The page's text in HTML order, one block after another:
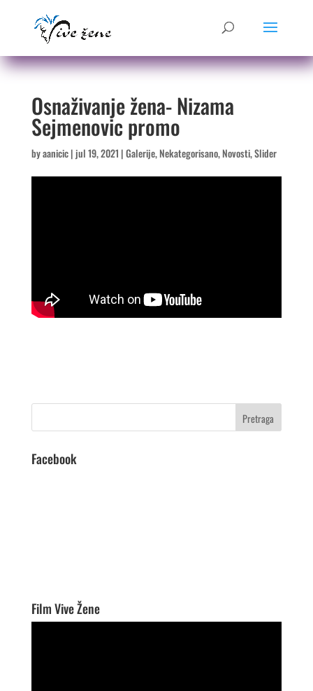
Osnaživanje žena- Nizama
Sejmenovic promo
byaanicic| jul 19, 2021 |Galerije,Nekategorisano,Novosti,Slider
Facebook
Film Vive Žene